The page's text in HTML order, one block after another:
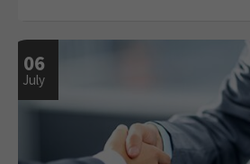
06
July